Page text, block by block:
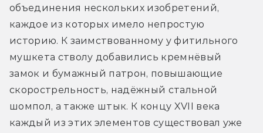
объединения нескольких изобретений,
каждое из которых имело непростую
историю. К заимствованному у фитильного
мушкета стволу добавились кремнёвый
замок и бумажный патрон, повышающие
скорострельность, надёжный стальной
шомпол, а также штык. К концу XVII века
каждый из этих элементов существовал уже